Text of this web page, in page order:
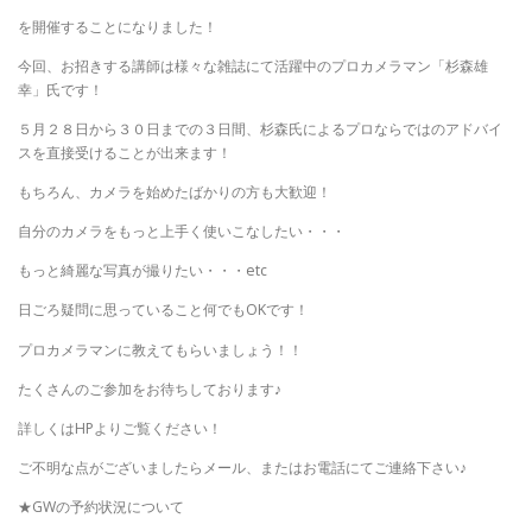
を開催することになりました！
今回、お招きする講師は様々な雑誌にて活躍中のプロカメラマン「杉森雄
幸」氏です！
５月２８日から３０日までの３日間、杉森氏によるプロならではのアドバイ
スを直接受けることが出来ます！
もちろん、カメラを始めたばかりの方も大歓迎！
自分のカメラをもっと上手く使いこなしたい・・・
もっと綺麗な写真が撮りたい・・・etc
日ごろ疑問に思っていること何でもOKです！
プロカメラマンに教えてもらいましょう！！
たくさんのご参加をお待ちしております♪
詳しくはHPよりご覧ください！
ご不明な点がございましたらメール、またはお電話にてご連絡下さい♪
★GWの予約状況について